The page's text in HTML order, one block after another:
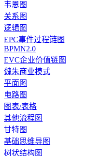
韦恩图
关系图
逻辑图
EPC事件过程链图
BPMN2.0
EVC企业价值链图
魏朱商业模式
平面图
电路图
图表/表格
其他流程图
甘特图
基础思维导图
树状结构图